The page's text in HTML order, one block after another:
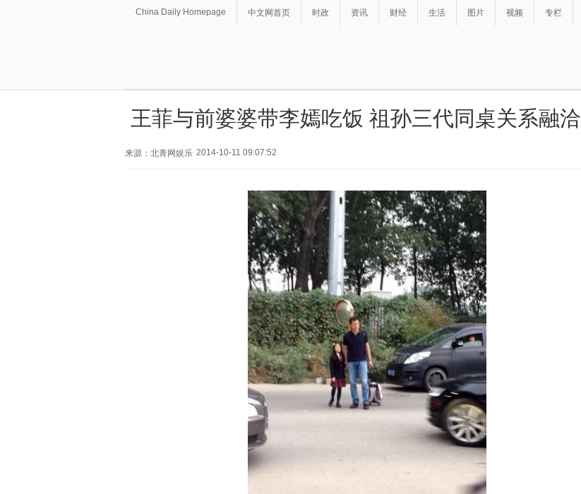
China Daily Homepage 中文网首页 时政 资讯 财经 生活 图片 视频 专栏
王菲与前婆婆带李嫣吃饭 祖孙三代同桌关系融洽
来源：北青网娱乐 2014-10-11 09:07:52